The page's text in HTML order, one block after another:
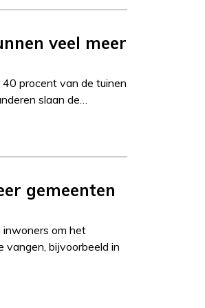
veel meer
procent van de tuinen
slaan de…
gemeenten
inwoners om het
bijvoorbeeld in